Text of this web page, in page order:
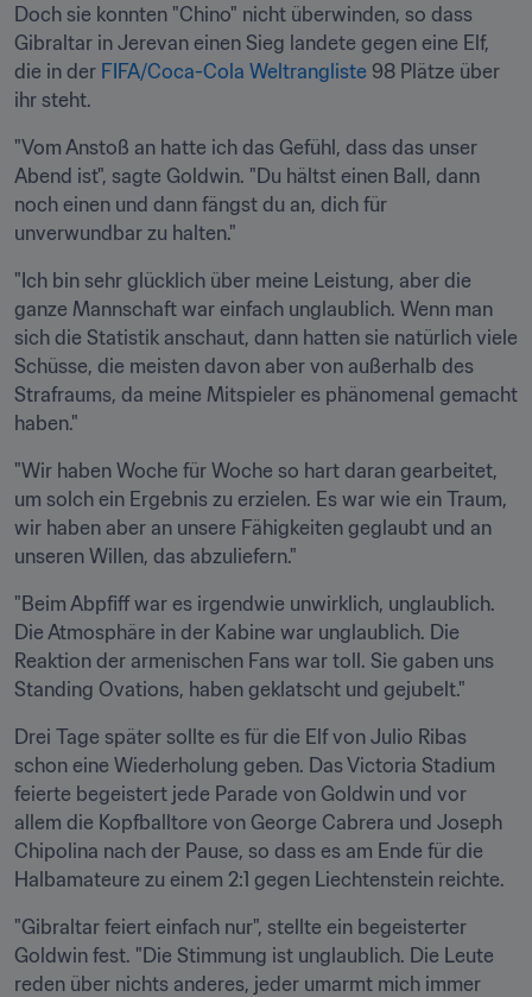
Doch sie konnten "Chino" nicht überwinden, so dass
Gibraltar in Jerevan einen Sieg landete gegen eine Elf,
die in der FIFA/Coca-Cola Weltrangliste 98 Plätze über
ihr steht.
"Vom Anstoß an hatte ich das Gefühl, dass das unser
Abend ist", sagte Goldwin. "Du hältst einen Ball, dann
noch einen und dann fängst du an, dich für
unverwundbar zu halten."
"Ich bin sehr glücklich über meine Leistung, aber die
ganze Mannschaft war einfach unglaublich. Wenn man
sich die Statistik anschaut, dann hatten sie natürlich viele
Schüsse, die meisten davon aber von außerhalb des
Strafraums, da meine Mitspieler es phänomenal gemacht
haben."
"Wir haben Woche für Woche so hart daran gearbeitet,
um solch ein Ergebnis zu erzielen. Es war wie ein Traum,
wir haben aber an unsere Fähigkeiten geglaubt und an
unseren Willen, das abzuliefern."
"Beim Abpfiff war es irgendwie unwirklich, unglaublich.
Die Atmosphäre in der Kabine war unglaublich. Die
Reaktion der armenischen Fans war toll. Sie gaben uns
Standing Ovations, haben geklatscht und gejubelt."
Drei Tage später sollte es für die Elf von Julio Ribas
schon eine Wiederholung geben. Das Victoria Stadium
feierte begeistert jede Parade von Goldwin und vor
allem die Kopfballtore von George Cabrera und Joseph
Chipolina nach der Pause, so dass es am Ende für die
Halbamateure zu einem 2:1 gegen Liechtenstein reichte.
"Gibraltar feiert einfach nur", stellte ein begeisterter
Goldwin fest. "Die Stimmung ist unglaublich. Die Leute
reden über nichts anderes, jeder umarmt mich immer